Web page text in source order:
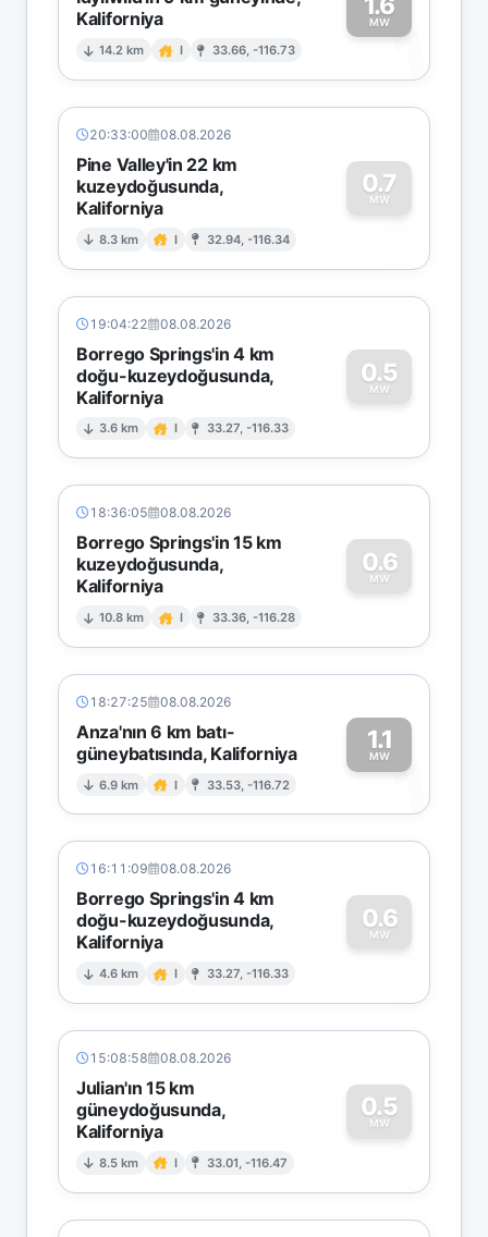
Kaliforniya
14.2 km I 33.66, -116.73
MW1
20:33:00 08.08.2026
Pine Valley'in 22 km
kuzeydoğusunda,
Kaliforniya
8.3 km I 32.94, -116.34
0.7
MW
0
19:04:22 08.08.2026
Borrego Springs'in 4 km
doğu-kuzeydoğusunda,
Kaliforniya
3.6 km I 33.27, -116.33
0.5
MW
0
18:36:05 08.08.2026
Borrego Springs'in 15 km
kuzeydoğusunda,
Kaliforniya
10.8 km I 33.36, -116.28
0.6
MW
0
18:27:25 08.08.2026
Anza'nın 6 km batı-
güneybatısında, Kaliforniya
6.9 km I 33.53, -116.72
1.1
MW1
16:11:09 08.08.2026
Borrego Springs'in 4 km
doğu-kuzeydoğusunda,
Kaliforniya
4.6 km I 33.27, -116.33
0.6
MW
0
15:08:58 08.08.2026
Julian'ın 15 km
güneydoğusunda,
Kaliforniya
8.5 km I 33.01, -116.47
0.5
MW
0